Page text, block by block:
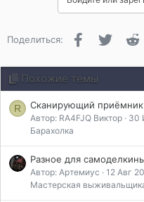
р
л
и
:
Поделиться: FacebookTwitter
Похожие темы
R Сканирующий
Автор: RA4FJQ Виктор 30
Барахолка
Разное для
Автор: Артемиус 12 Авг
Мастерская